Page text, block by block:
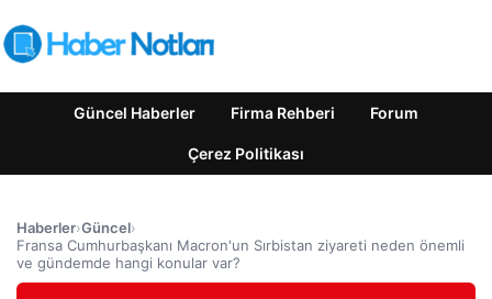
Güncel Haberler Firma Rehberi Forum
Çerez Politikası
Haberler›Güncel›
Fransa Cumhurbaşkanı Macron'un Sırbistan ziyareti neden önemli
ve gündemde hangi konular var?